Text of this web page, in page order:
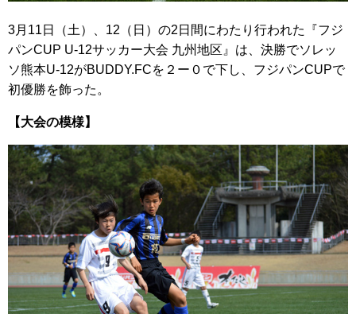
3月11日（土）、12（日）の2日間にわたり行われた『フジ
パンCUP U-12サッカー大会 九州地区』は、決勝でソレッ
ソ熊本U-12がBUDDY.FCを２ー０で下し、フジパンCUPで
初優勝を飾った。
【大会の模様】